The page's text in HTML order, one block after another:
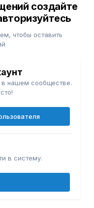
создайте
чтобы оставить
в нашем сообществе.
в систему.